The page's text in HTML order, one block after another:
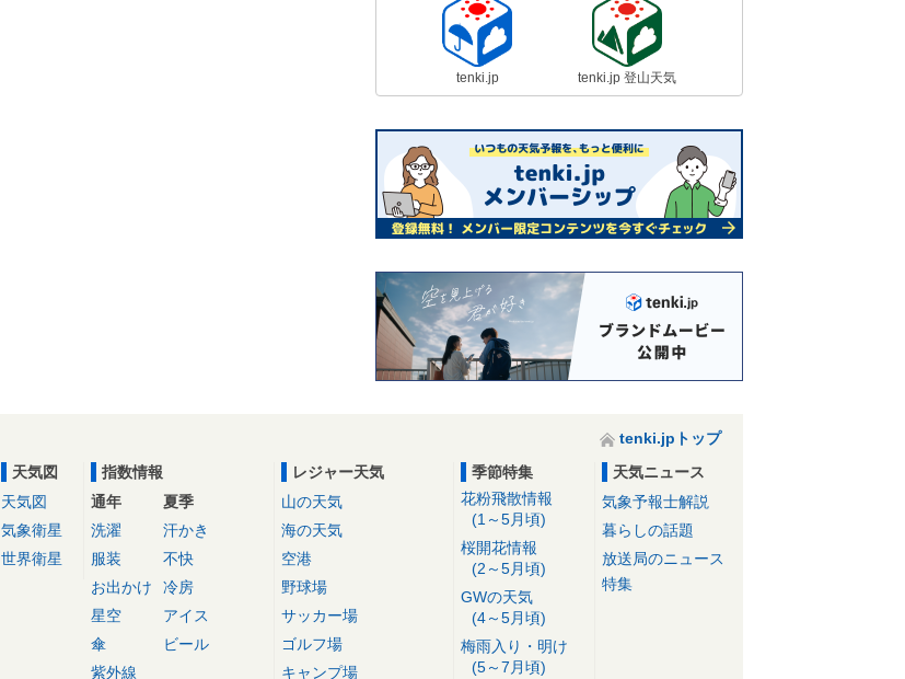
tenki.jp tenki.jp 登山天気
tenki.jpトップ
天気図
天気図
気象衛星
世界衛星
指数情報
通年
洗濯
服装
お出かけ
星空
傘
紫外線
夏季
汗かき
不快
冷房
アイス
ビール
レジャー天気
山の天気
海の天気
空港
野球場
サッカー場
ゴルフ場
キャンプ場
季節特集
花粉飛散情報
(1～5月頃)
桜開花情報
(2～5月頃)
GWの天気
(4～5月頃)
梅雨入り・明け
(5～7月頃)
天気ニュース
気象予報士解説
暮らしの話題
放送局のニュース
特集